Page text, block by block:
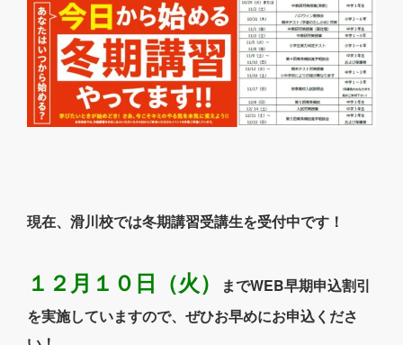
現在、滑川校では冬期講習受講生を受付中です！
１２月１０日（火）
までWEB早期申込割引
を実施していますので、ぜひお早めにお申込くださ